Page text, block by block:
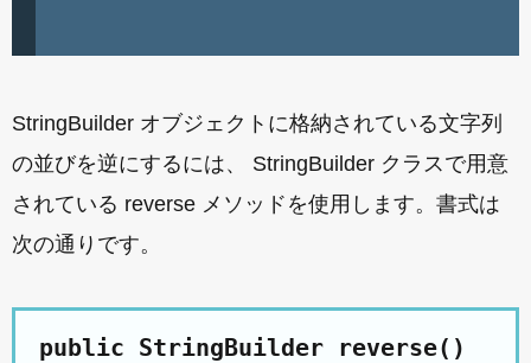
StringBuilder オブジェクトに格納されている文字列
の並びを逆にするには、 StringBuilder クラスで用意
されている reverse メソッドを使用します。書式は
次の通りです。
public StringBuilder reverse()